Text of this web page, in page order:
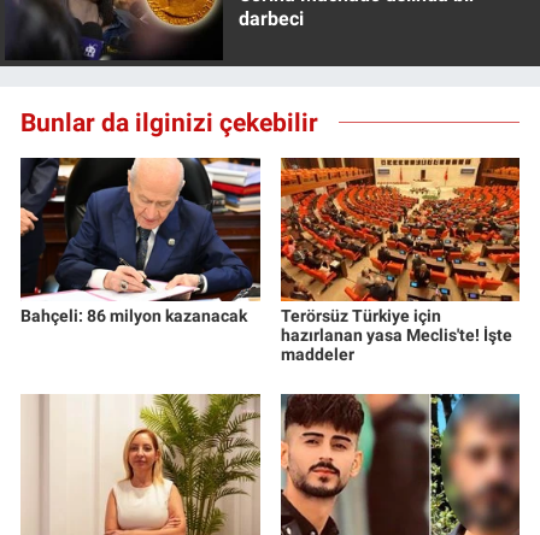
darbeci
Bunlar da ilginizi çekebilir
Bahçeli: 86 milyon kazanacak
Terörsüz Türkiye için
hazırlanan yasa Meclis'te! İşte
maddeler